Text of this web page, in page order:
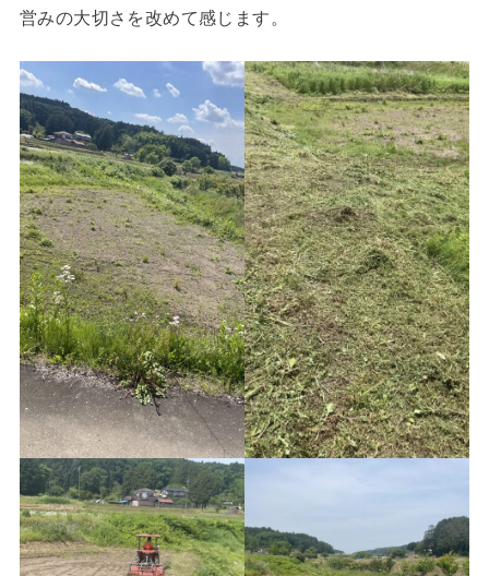
営みの大切さを改めて感じます。